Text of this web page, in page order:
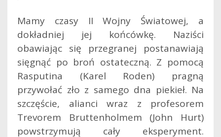
Mamy czasy II Wojny Światowej, a
dokładniej jej końcówkę. Naziści
obawiając się przegranej postanawiają
sięgnąć po broń ostateczną. Z pomocą
Rasputina (Karel Roden) pragną
przywołać zło z samego dna piekieł. Na
szczęście, alianci wraz z profesorem
Trevorem Bruttenholmem (John Hurt)
powstrzymują cały eksperyment.